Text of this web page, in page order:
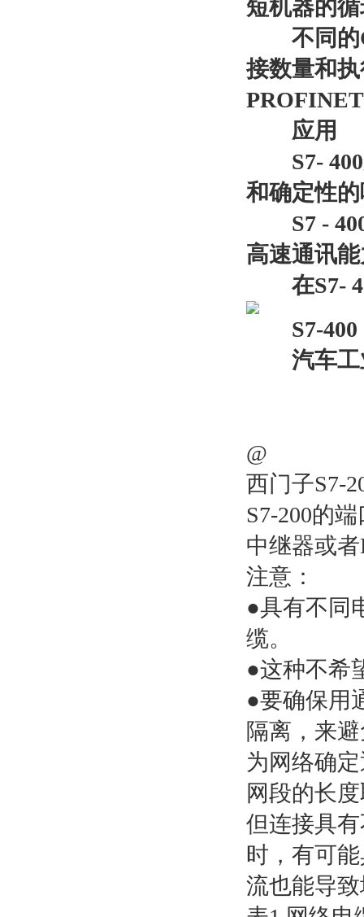
短机器的
不同的
接数量和
应用
S7- 400
和确定性
S7 - 400
高速通讯
在S7-
S7-400
汽车工
@
西门子S7-
S7-200的
中继器或
注意：
●具有不同
缆。
●这种不希
●要确保用
隔离，来
为网络确
网段的长
但连接具
时，有可
流也能导